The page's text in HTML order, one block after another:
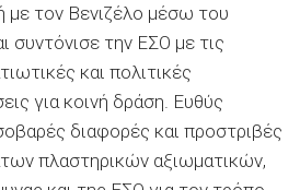
τον Βενιζέλο μέσω του
συντόνισε την ΕΣΟ με τις
και πολιτικές
για κοινή δράση. Ευθύς
διαφορές και προστριβές
πλαστηρικών αξιωματικών,